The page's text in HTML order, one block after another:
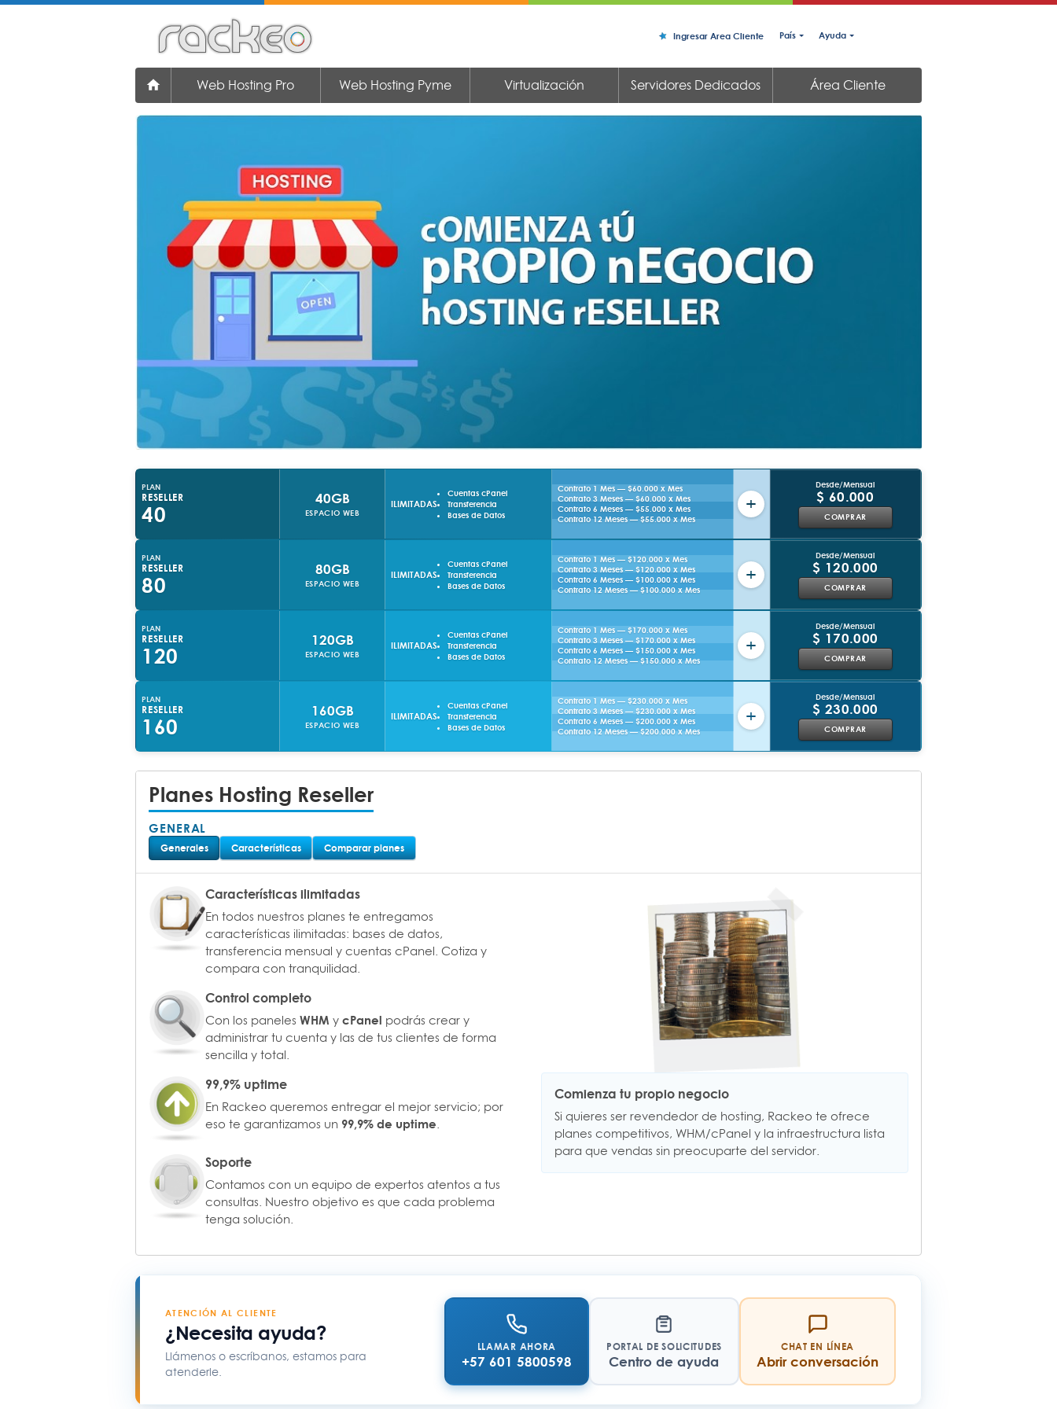
Ingresar Area Cliente País Ayuda
Web Hosting Pro Web Hosting Pyme Virtualización Servidores Dedicados Área Cliente
PLAN
RESELLER
40
40GB
ESPACIO WEB
ILIMITADAS
Cuentas cPanel
Transferencia
Bases de Datos
Contrato 1 Mes — $60.000 x Mes
Contrato 3 Meses — $60.000 x Mes
Contrato 6 Meses — $55.000 x Mes
Contrato 12 Meses — $55.000 x Mes
+
Desde/Mensual
$ 60.000
COMPRAR
PLAN
RESELLER
80
80GB
ESPACIO WEB
ILIMITADAS
Cuentas cPanel
Transferencia
Bases de Datos
Contrato 1 Mes — $120.000 x Mes
Contrato 3 Meses — $120.000 x Mes
Contrato 6 Meses — $100.000 x Mes
Contrato 12 Meses — $100.000 x Mes
+
Desde/Mensual
$ 120.000
COMPRAR
PLAN
RESELLER
120
120GB
ESPACIO WEB
ILIMITADAS
Cuentas cPanel
Transferencia
Bases de Datos
Contrato 1 Mes — $170.000 x Mes
Contrato 3 Meses — $170.000 x Mes
Contrato 6 Meses — $150.000 x Mes
Contrato 12 Meses — $150.000 x Mes
+
Desde/Mensual
$ 170.000
COMPRAR
PLAN
RESELLER
160
160GB
ESPACIO WEB
ILIMITADAS
Cuentas cPanel
Transferencia
Bases de Datos
Contrato 1 Mes — $230.000 x Mes
Contrato 3 Meses — $230.000 x Mes
Contrato 6 Meses — $200.000 x Mes
Contrato 12 Meses — $200.000 x Mes
+
Desde/Mensual
$ 230.000
COMPRAR
Planes Hosting Reseller
GENERAL
Generales Características Comparar planes
Características ilimitadas
En todos nuestros planes te entregamos
características ilimitadas: bases de datos,
transferencia mensual y cuentas cPanel. Cotiza y
compara con tranquilidad.
Control completo
Con los paneles WHM y cPanel podrás crear y
administrar tu cuenta y las de tus clientes de forma
sencilla y total.
99,9% uptime
En Rackeo queremos entregar el mejor servicio; por
eso te garantizamos un 99,9% de uptime.
Soporte
Contamos con un equipo de expertos atentos a tus
consultas. Nuestro objetivo es que cada problema
tenga solución.
Comienza tu propio negocio
Si quieres ser revendedor de hosting, Rackeo te ofrece
planes competitivos, WHM/cPanel y la infraestructura lista
para que vendas sin preocuparte del servidor.
ATENCIÓN AL CLIENTE
¿Necesita ayuda?
Llámenos o escríbanos, estamos para
atenderle.
LLAMAR AHORA
+57 601 5800598
PORTAL DE SOLICITUDES
Centro de ayuda
CHAT EN LÍNEA
Abrir conversación